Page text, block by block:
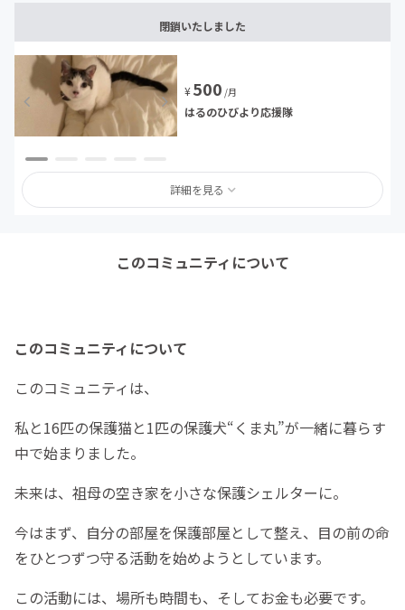
閉鎖いたしました
¥500 /月
はるのひびより応援隊
詳細を見る
このコミュニティについて
このコミュニティについて
このコミュニティは、
私と16匹の保護猫と1匹の保護犬“くま丸”が一緒に暮らす
中で始まりました。
未来は、祖母の空き家を小さな保護シェルターに。
今はまず、自分の部屋を保護部屋として整え、目の前の命
をひとつずつ守る活動を始めようとしています。
この活動には、場所も時間も、そしてお金も必要です。